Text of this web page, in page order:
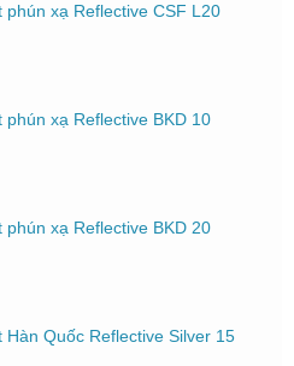
phún xạ Reflective CSF L20
phún xạ Reflective BKD 10
phún xạ Reflective BKD 20
Hàn Quốc Reflective Silver 15